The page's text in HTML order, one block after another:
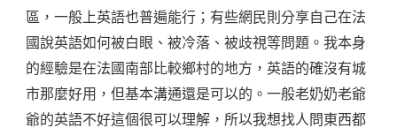
區，一般上英語也普遍能行；有些網民則分享自己在法
國說英語如何被白眼、被冷落、被歧視等問題。我本身
的經驗是在法國南部比較鄉村的地方，英語的確沒有城
市那麼好用，但基本溝通還是可以的。一般老奶奶老爺
爺的英語不好這個很可以理解，所以我想找人問東西都